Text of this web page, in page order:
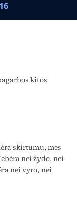
kitos
skirtumų, mes
nei žydo, nei
nei vyro, nei